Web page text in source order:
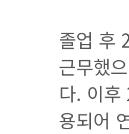
졸업 후
근무했
다. 이후
용되어